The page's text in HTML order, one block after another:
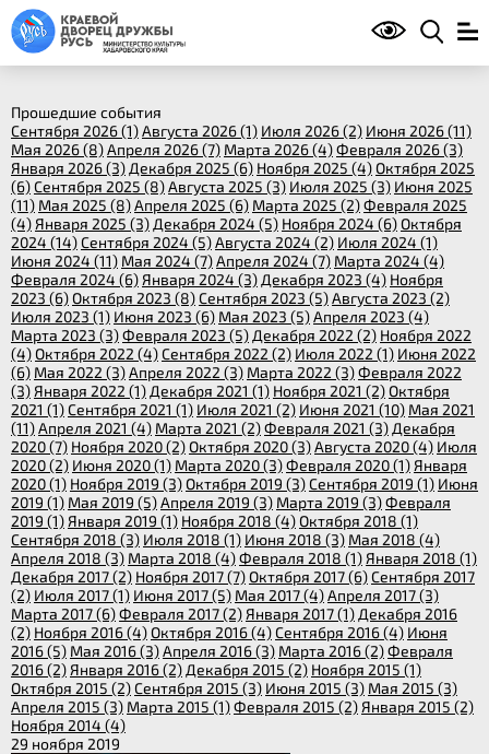
Прошедшие события
Сентября 2026 (1)Августа 2026 (1) Июля 2026 (2) Июня 2026 (11)
Мая 2026 (8)Апреля 2026 (7) Марта 2026 (4)Февраля 2026 (3)
Января 2026 (3) Декабря 2025 (6) Ноября 2025 (4)Октября 2025
(6)Сентября 2025 (8)Августа 2025 (3) Июля 2025 (3) Июня 2025
(11) Мая 2025 (8)Апреля 2025 (6) Марта 2025 (2)Февраля 2025
(4) Января 2025 (3) Декабря 2024 (5) Ноября 2024 (6)Октября
2024 (14)Сентября 2024 (5)Августа 2024 (2) Июля 2024 (1)
Июня 2024 (11) Мая 2024 (7)Апреля 2024 (7) Марта 2024 (4)
Февраля 2024 (6) Января 2024 (3) Декабря 2023 (4) Ноября
2023 (6)Октября 2023 (8)Сентября 2023 (5)Августа 2023 (2)
Июля 2023 (1) Июня 2023 (6) Мая 2023 (5)Апреля 2023 (4)
Марта 2023 (3)Февраля 2023 (5) Декабря 2022 (2) Ноября 2022
(4)Октября 2022 (4)Сентября 2022 (2) Июля 2022 (1) Июня 2022
(6) Мая 2022 (3)Апреля 2022 (3) Марта 2022 (3)Февраля 2022
(3) Января 2022 (1) Декабря 2021 (1) Ноября 2021 (2)Октября
2021 (1)Сентября 2021 (1) Июля 2021 (2) Июня 2021 (10) Мая 2021
(11)Апреля 2021 (4) Марта 2021 (2)Февраля 2021 (3) Декабря
2020 (7) Ноября 2020 (2)Октября 2020 (3)Августа 2020 (4) Июля
2020 (2) Июня 2020 (1) Марта 2020 (3)Февраля 2020 (1) Января
2020 (1) Ноября 2019 (3)Октября 2019 (3)Сентября 2019 (1) Июня
2019 (1) Мая 2019 (5)Апреля 2019 (3) Марта 2019 (3)Февраля
2019 (1) Января 2019 (1) Ноября 2018 (4)Октября 2018 (1)
Сентября 2018 (3) Июля 2018 (1) Июня 2018 (3) Мая 2018 (4)
Апреля 2018 (3) Марта 2018 (4)Февраля 2018 (1) Января 2018 (1)
Декабря 2017 (2) Ноября 2017 (7)Октября 2017 (6)Сентября 2017
(2) Июля 2017 (1) Июня 2017 (5) Мая 2017 (4)Апреля 2017 (3)
Марта 2017 (6)Февраля 2017 (2) Января 2017 (1) Декабря 2016
(2) Ноября 2016 (4)Октября 2016 (4)Сентября 2016 (4) Июня
2016 (5) Мая 2016 (3)Апреля 2016 (3) Марта 2016 (2)Февраля
2016 (2) Января 2016 (2) Декабря 2015 (2) Ноября 2015 (1)
Октября 2015 (2)Сентября 2015 (3) Июня 2015 (3) Мая 2015 (3)
Апреля 2015 (3) Марта 2015 (1)Февраля 2015 (2) Января 2015 (2)
Ноября 2014 (4)
29 ноября 2019